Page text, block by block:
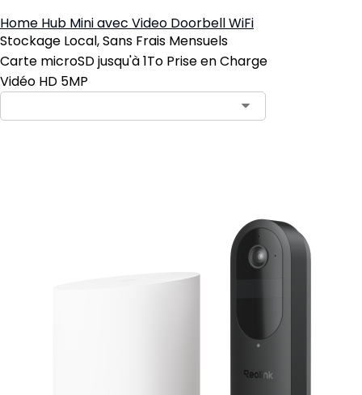
Home Hub Mini avec Video Doorbell WiFi
Stockage Local, Sans Frais Mensuels
Carte microSD jusqu'à 1To Prise en Charge
Vidéo HD 5MP